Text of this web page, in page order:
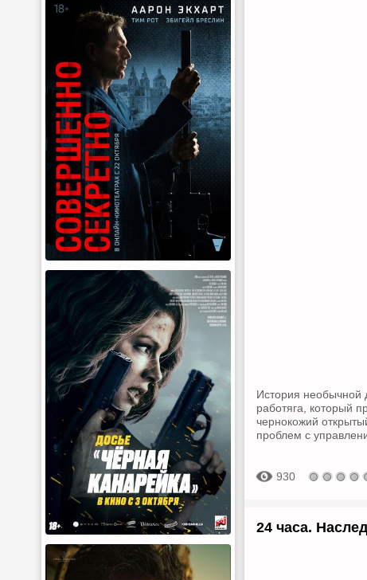
История
работяга, который
чернокожий
проблем с
930
24 часа.